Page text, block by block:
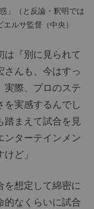
」（と反論・釈明では
ルサ監督（中央）
は『別に見られて
さんも、今はすっ
実際、プロのステ
を実感するんでし
踏まえて試合を見
ンターテインメン
ど」
を想定して綿密に
的なくらいに試合